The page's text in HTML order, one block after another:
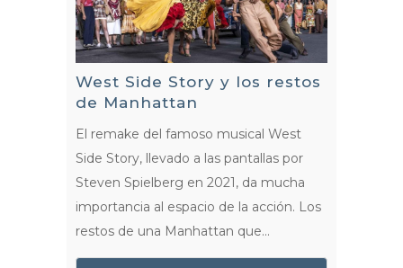
West Side Story y los restos
de Manhattan
El remake del famoso musical West
Side Story, llevado a las pantallas por
Steven Spielberg en 2021, da mucha
importancia al espacio de la acción. Los
restos de una Manhattan que...